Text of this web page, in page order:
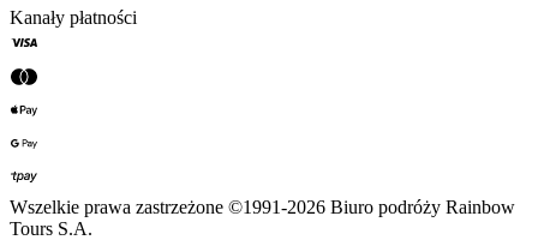
Kanały płatności
Wszelkie prawa zastrzeżone ©1991-2026 Biuro podróży Rainbow
Tours S.A.